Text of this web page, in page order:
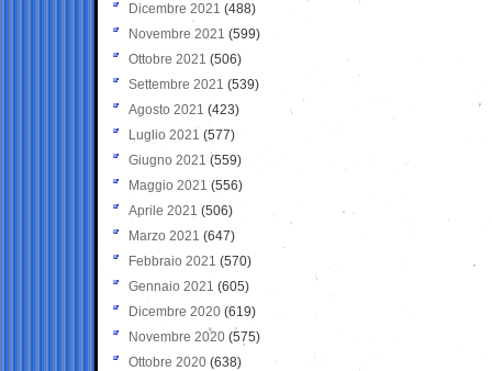
Dicembre 2021 (488)
Novembre 2021 (599)
Ottobre 2021 (506)
Settembre 2021 (539)
Agosto 2021 (423)
Luglio 2021 (577)
Giugno 2021(559)
Maggio 2021 (556)
Aprile 2021 (506)
Marzo 2021 (647)
Febbraio 2021 (570)
Gennaio 2021 (605)
Dicembre 2020 (619)
Novembre 2020 (575)
Ottobre 2020 (638)